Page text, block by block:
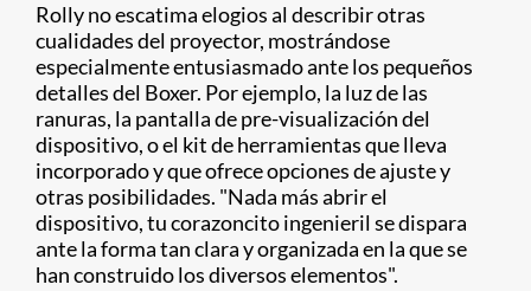
Rolly no escatima elogios al describir otras
cualidades del proyector, mostrándose
especialmente entusiasmado ante los pequeños
detalles del Boxer. Por ejemplo, la luz de las
ranuras, la pantalla de pre-visualización del
dispositivo, o el kit de herramientas que lleva
incorporado y que ofrece opciones de ajuste y
otras posibilidades. "Nada más abrir el
dispositivo, tu corazoncito ingenieril se dispara
ante la forma tan clara y organizada en la que se
han construido los diversos elementos".